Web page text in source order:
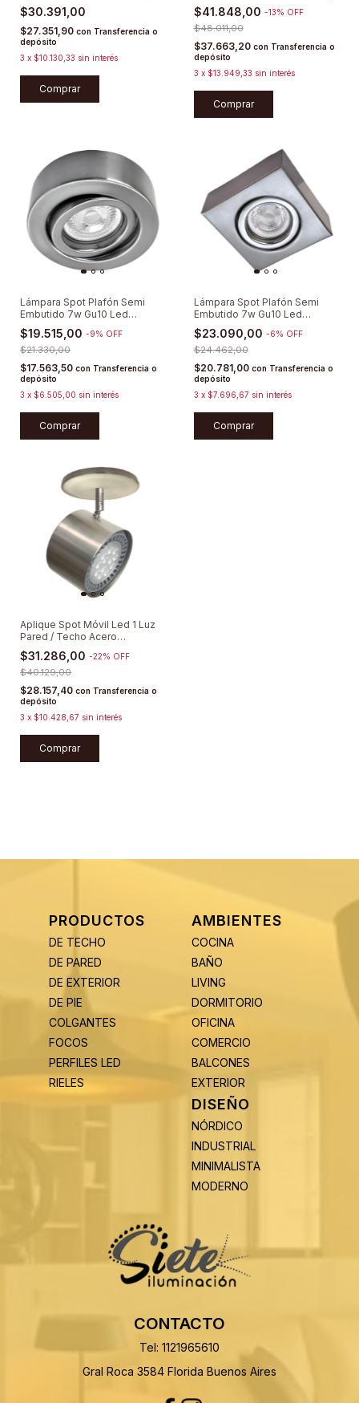
$30.391,00
$27.351,90 con Transferencia o
depósito
3 x $10.130,33 sin interés
$41.848,00 -13% OFF
$48.011,00
$37.663,20 con Transferencia o
depósito
3 x $13.949,33 sin interés
Comprar
Lámpara Spot Plafón Semi
Embutido 7w Gu10 Led
Redondo Acero
$19.515,00 -9% OFF
$21.330,00
$17.563,50 con Transferencia o
depósito
3 x $6.505,00 sin interés
Comprar
Lámpara Spot Plafón Semi
Embutido 7w Gu10 Led
Cuadrado Acero
$23.090,00 -6% OFF
$24.462,00
$20.781,00 con Transferencia o
depósito
3 x $7.696,67 sin interés
Comprar
Aplique Spot Móvil Led 1 Luz
Pared / Techo Acero
Dimerizable
$31.286,00 -22% OFF
$40.129,00
$28.157,40 con Transferencia o
depósito
3 x $10.428,67 sin interés
Comprar
PRODUCTOS
DE TECHO
DE PARED
DE EXTERIOR
DE PIE
COLGANTES
FOCOS
PERFILES LED
RIELES
AMBIENTES
COCINA
BAÑO
LIVING
DORMITORIO
OFICINA
COMERCIO
BALCONES
EXTERIOR
DISEÑO
NÓRDICO
INDUSTRIAL
MINIMALISTA
MODERNO
CONTACTO
Tel: 1121965610
Gral Roca 3584 Florida Buenos Aires